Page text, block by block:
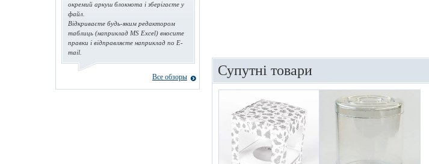
Супутні товари
окремий аркуш блокнота і зберігаєте у
файл.
Відкриваєте будь-яким редактором
таблиць (наприклад MS Excel) вносите
правки і відправляєте наприклад по E-
mail.
Все обзоры